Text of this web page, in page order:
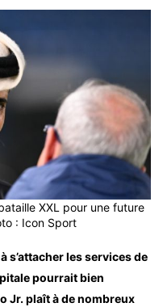
XXL pour une future
: Icon Sport
s’attacher les services de
pourrait bien
Jr. plaît à de nombreux